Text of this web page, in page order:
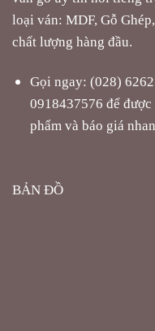
loại ván: MDF, Gỗ
chất lượng hàng đầu.
Gọi ngay: (028)
0918437576 để
phẩm và báo giá
BẢN ĐỒ